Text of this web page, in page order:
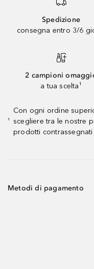
Spedizione
consegna entro 3/6
2 campioni
a tua scelta¹
¹
Con ogni ordine
scegliere tra le nostre
prodotti
Metodi di pagamento